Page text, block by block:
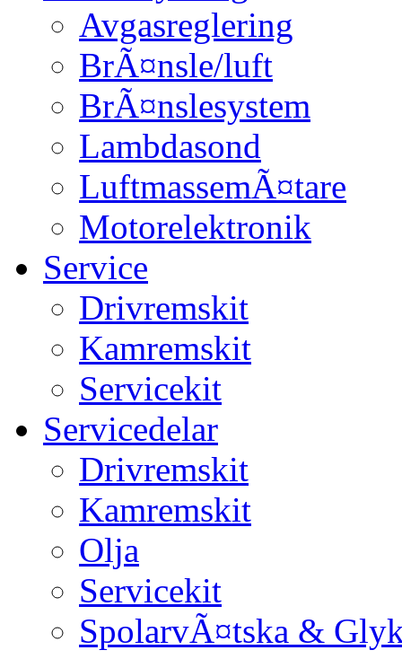
Avgasreglering
BrÃ¤nsle/luft
BrÃ¤nslesystem
Lambdasond
LuftmassemÃ¤tare
Motorelektronik
Service
Drivremskit
Kamremskit
Servicekit
Servicedelar
Drivremskit
Kamremskit
Olja
Servicekit
SpolarvÃ¤tska &